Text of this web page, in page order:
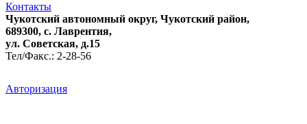
Контакты
Чукотский автономный округ, Чукотский район,
689300, с. Лаврентия,
ул. Советская, д.15
Тел/Факс.: 2-28-56
Авторизация